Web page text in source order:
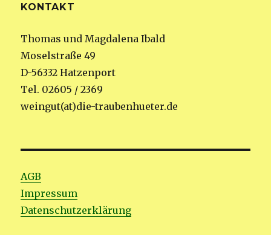
KONTAKT
Thomas und Magdalena Ibald
Moselstraße 49
D-56332 Hatzenport
Tel. 02605 / 2369
weingut(at)die-traubenhueter.de
AGB
Impressum
Datenschutzerklärung